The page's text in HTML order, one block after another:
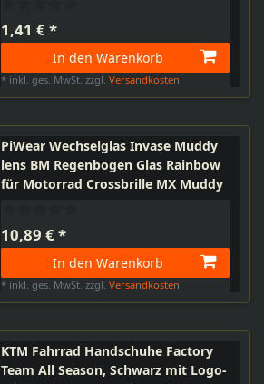
1,41 € *
In den Warenkorb
* inkl. ges. MwSt. zzgl.Versandkosten
PiWear Wechselglas Invase Muddy
lens BM Regenbogen Glas Rainbow
für Motorrad Crossbrille MX Muddy
10,89 € *
In den Warenkorb
* inkl. ges. MwSt. zzgl.Versandkosten
KTM Fahrrad Handschuhe Factory
Team All Season, Schwarz mit Logo-